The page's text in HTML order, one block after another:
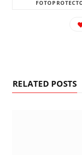
RELATED POSTS